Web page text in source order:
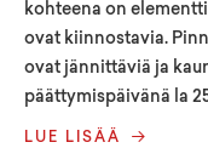
kohteena on
ovat kiinnostavia.
ovat jännittäviä ja
päättymispäivänä la
LUE LISÄÄ